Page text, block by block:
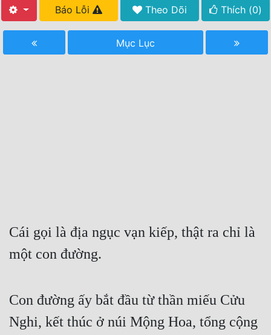
Tất Cả
Truyện ngắn
Xa Lộ Dịch
Cung Đấu
Cạnh Kỹ
Báo Lỗi Theo Dõi Thích (0)
Mục Lục
Cái gọi là địa ngục vạn kiếp, thật ra chỉ là
một con đường.
Con đường ấy bắt đầu từ thần miếu Cửu
Nghi, kết thúc ở núi Mộng Hoa, tổng cộng